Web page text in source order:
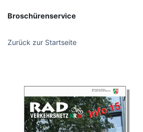
Broschürenservice
Zurück zur Startseite